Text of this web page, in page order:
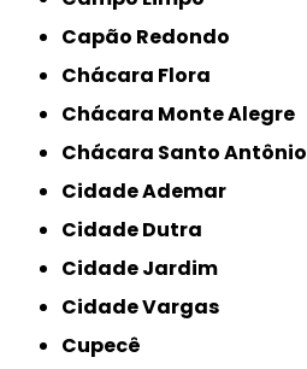
Capão Redondo
Chácara Flora
Chácara Monte Alegre
Chácara Santo Antônio
Cidade Ademar
Cidade Dutra
Cidade Jardim
Cidade Vargas
Cupecê